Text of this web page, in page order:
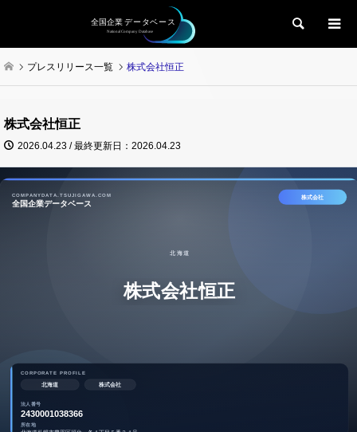
検索
プレスリリース一覧 株式会社恒正
株式会社恒正
2026.04.23 / 最終更新日：2026.04.23